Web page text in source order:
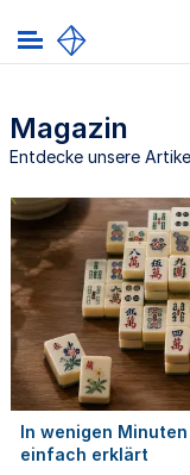
Magazin
Entdecke unsere
In wenigen
einfach erklärt